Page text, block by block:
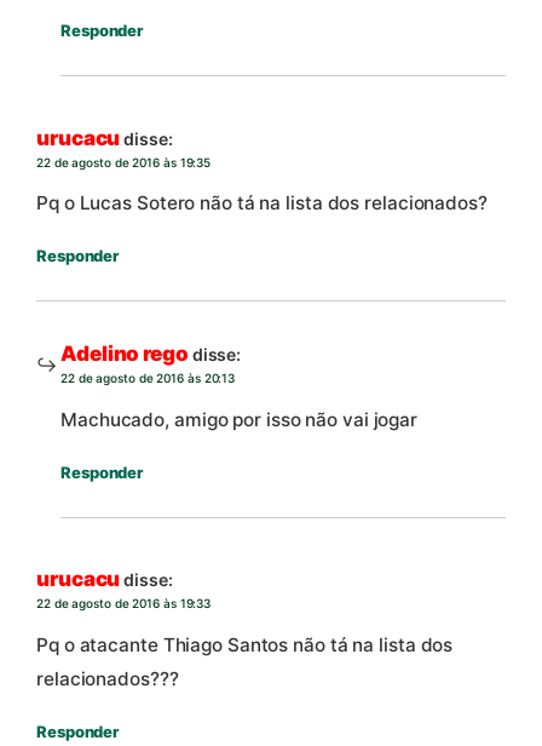
Responder
urucacudisse:
22 de agosto de 2016 às 19:35
Pq o Lucas Sotero não tá na lista dos relacionados?
Responder
Adelino rego disse:
22 de agosto de 2016 às 20:13
Machucado, amigo por isso não vai jogar
Responder
urucacudisse:
22 de agosto de 2016 às 19:33
Pq o atacante Thiago Santos não tá na lista dos
relacionados???
Responder